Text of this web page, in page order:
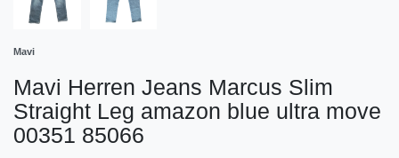
Mavi
Mavi Herren Jeans Marcus Slim
Straight Leg amazon blue ultra move
00351 85066